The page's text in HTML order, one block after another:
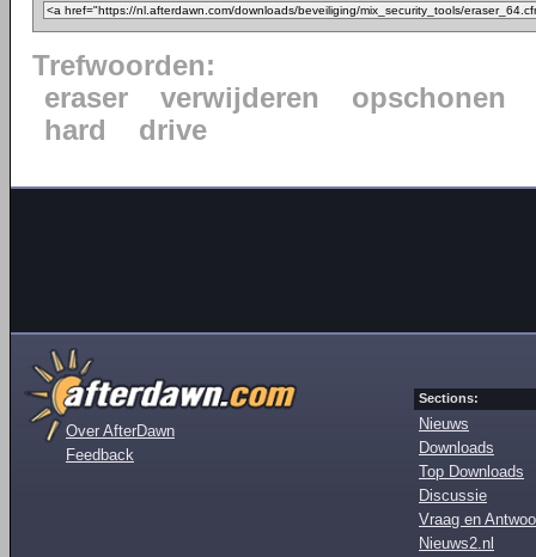
Trefwoorden:
eraser
verwijderen
opschonen
hard
drive
Over AfterDawn
Feedback
Sections:
Nieuws
Downloads
Top Downloads
Discussie
Vraag en
Nieuws2.nl